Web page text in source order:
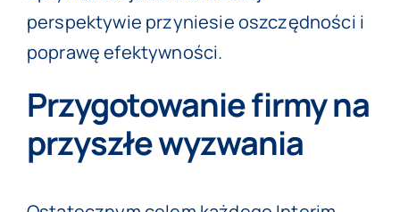
perspektywie przyniesie oszczędności i
poprawę efektywności.
Przygotowanie firmy na
przyszłe wyzwania